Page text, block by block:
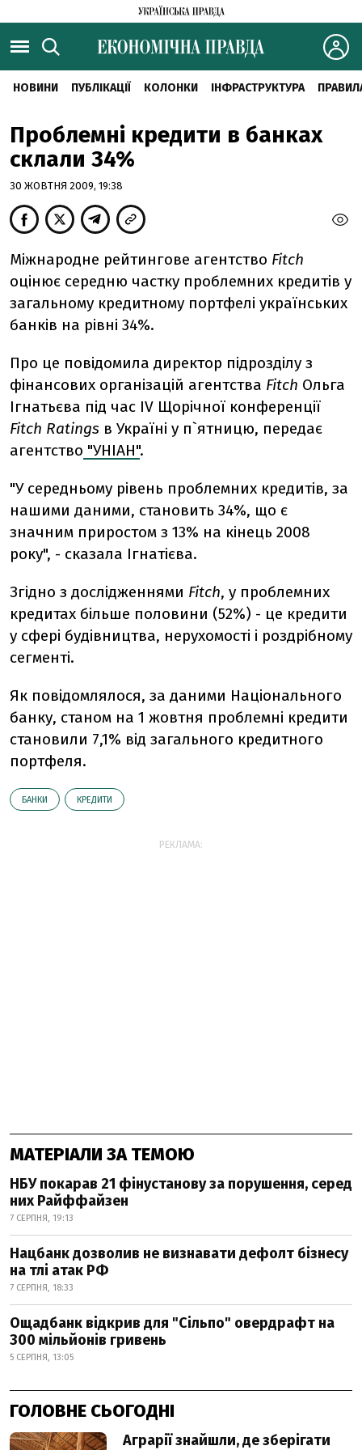
НОВИНИ ПУБЛІКАЦІЇ КОЛОНКИ ІНФРАСТРУКТУРА
Проблемні кредити в банках
склали 34%
30 ЖОВТНЯ 2009, 19:38
Міжнародне рейтингове агентство Fitch
оцінює середню частку проблемних кредитів у
загальному кредитному портфелі українських
банків на рівні 34%.
Про це повідомила директор підрозділу з
фінансових організацій агентства Fitch Ольга
Ігнатьєва під час IV Щорічної конференції
Fitch Ratings в Україні у п`ятницю, передає
агентство "УНІАН".
"У середньому рівень проблемних кредитів, за
нашими даними, становить 34%, що є
значним приростом з 13% на кінець 2008
року", - сказала Ігнатієва.
Згідно з дослідженнями Fitch, у проблемних
кредитах більше половини (52%) - це кредити
у сфері будівництва, нерухомості і роздрібному
сегменті.
Як повідомлялося, за даними Національного
банку, станом на 1 жовтня проблемні кредити
становили 7,1% від загального кредитного
портфеля.
БАНКИ КРЕДИТИ
РЕКЛАМА:
МАТЕРІАЛИ ЗА ТЕМОЮ
НБУ покарав 21 фінустанову за порушення, серед
них Райффайзен
7 СЕРПНЯ, 19:13
Нацбанк дозволив не визнавати дефолт бізнесу
на тлі атак РФ
7 СЕРПНЯ, 18:33
Ощадбанк відкрив для "Сільпо" овердрафт на
300 мільйонів гривень
5 СЕРПНЯ, 13:05
ГОЛОВНЕ СЬОГОДНІ
Аграрії знайшли, де зберігати